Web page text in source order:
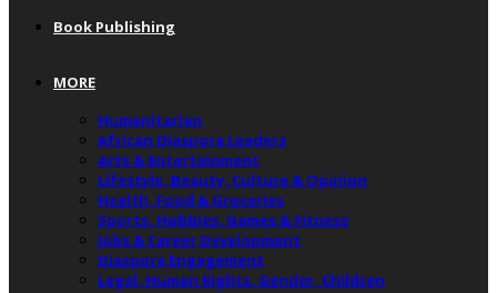
Book Publishing
MORE
Humanitarian
African Diaspora Leaders
Arts & Entertainment
Lifestyle, Beauty, Culture & Opinion
Health, Food & Groceries
Sports, Hobbies, Games & Fitness
Jobs & Career Development
Diaspora Engagement
Legal, Human Rights, Gender, Children